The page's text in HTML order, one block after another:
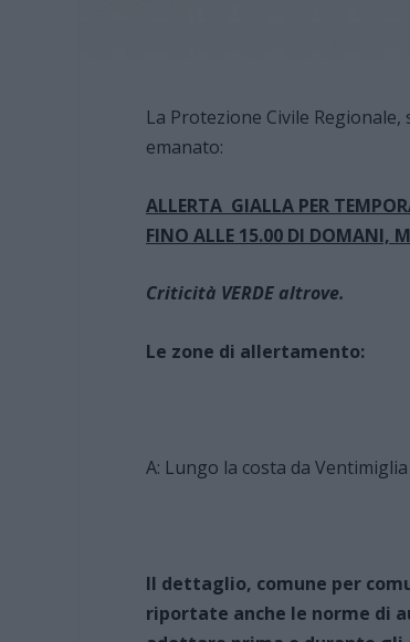
La Protezione Civile
emanato:
ALLERTA GIALLA PER
FINO ALLE 15.00 DI DOMANI,
Criticità VERDE altrove.
Le zone di allertamento:
A: Lungo la costa da
Il dettaglio, comune per
riportate anche le norme di